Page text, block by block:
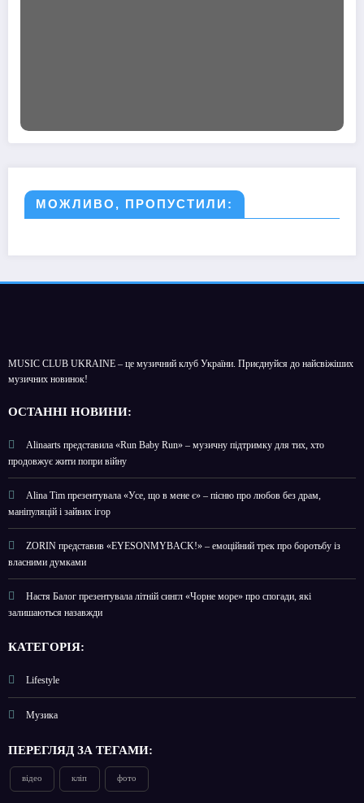
МОЖЛИВО, ПРОПУСТИЛИ:
MUSIC CLUB UKRAINE – це музичний клуб України. Приєднуйся до найсвіжіших
музичних новинок!
ОСТАННІ НОВИНИ:
Alinaarts представила «Run Baby Run» – музичну підтримку для тих, хто
продовжує жити попри війну
Alina Tim презентувала «Усе, що в мене є» – пісню про любов без драм,
маніпуляцій і зайвих ігор
ZORIN представив «EYESONMYBACK!» – емоційний трек про боротьбу із
власними думками
Настя Балог презентувала літній сингл «Чорне море» про спогади, які
залишаються назавжди
КАТЕГОРІЯ:
Lifestyle
Музика
ПЕРЕГЛЯД ЗА ТЕГАМИ:
відео кліп фото